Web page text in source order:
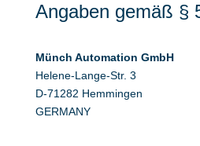
Angaben gemäß §
Münch Automation GmbH
Helene-Lange-Str. 3
D-71282 Hemmingen
GERMANY